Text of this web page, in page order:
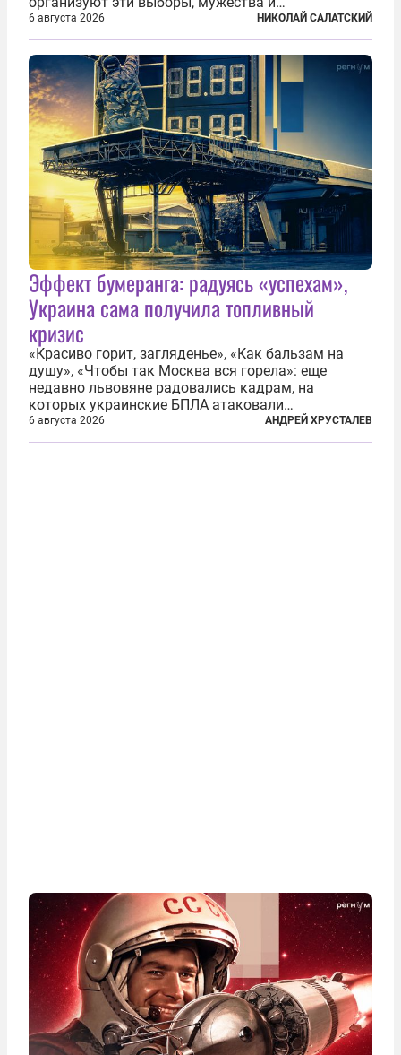
ответственного отношения к формированию
власти», — подчеркнул президент Владимир Путин
на состоявшейся 5 августа в Кремле...
6 августа 2026 НИКОЛАЙ САЛАТСКИЙ
Эффект бумеранга: радуясь «успехам»,
Украина сама получила топливный
кризис
«Красиво горит, загляденье», «Как бальзам на
душу», «Чтобы так Москва вся горела»: еще
недавно львовяне радовались кадрам, на
которых украинские БПЛА атаковали
нефтеперерабатывающие предприятия России. В
скором времени оказалось, что в «эту игру можно
6 августа 2026 АНДРЕЙ ХРУСТАЛЕВ